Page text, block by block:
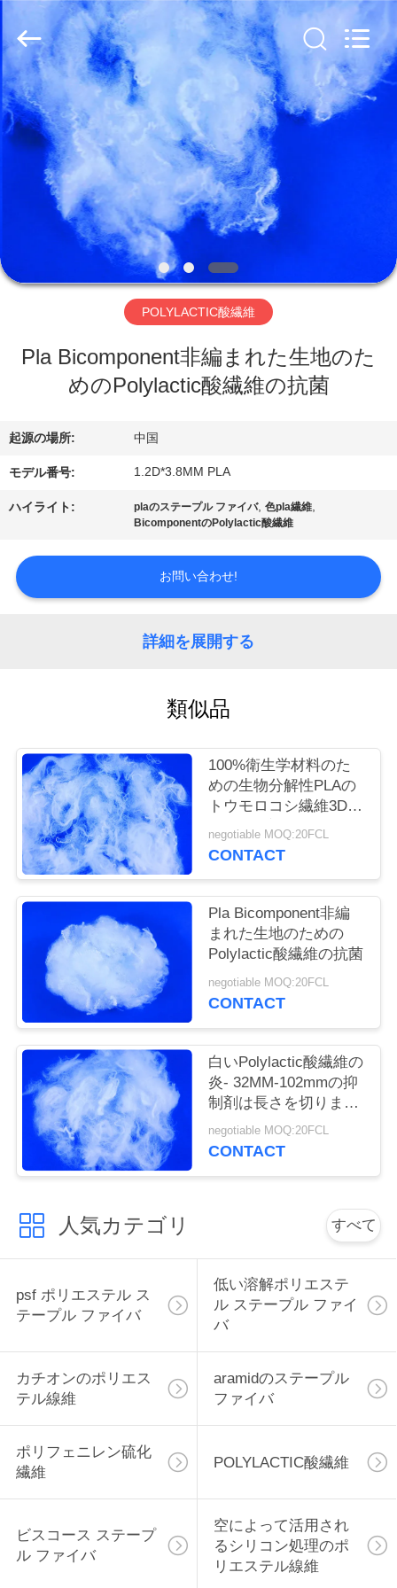
家
プ
ク
ビ
オ
に
つ
場
旅
行
品
連
絡
し
さ
い
ュ
ー
ス
supplier.
Copyright
2019
-
2026
CHANGSHU
AZURE
IMP&EXP
CO.LTD.
Reserved.
POLYLACTIC酸繊維
Pla Bicomponent非編まれた生地のた
めのPolylactic酸繊維の抗菌
起源の場所: 中国
モデル番号: 1.2D*3.8MM PLA
ハイライト: plaのステープル ファイバ,色pla繊維,
BicomponentのPolylactic酸繊維
お問い合わせ!
詳細を展開する
類似品
100%衛生学材料のた
めの生物分解性PLAの
トウモロコシ繊維3D-
15Dの優良さ
negotiable MOQ:20FCL
CONTACT
Pla Bicomponent非編
まれた生地のための
Polylactic酸繊維の抗菌
negotiable MOQ:20FCL
CONTACT
白いPolylactic酸繊維の
炎- 32MM-102mmの抑
制剤は長さを切りまし
negotiable MOQ:20FCL
CONTACT
人気カテゴリ すべて
psf ポリエステル ス
テープル ファイバ
低い溶解ポリエステ
ル ステープル ファイ
バ
カチオンのポリエス
テル線維
aramidのステープル
ファイバ
ポリフェニレン硫化
繊維
POLYLACTIC酸繊維
ビスコース ステープ
ル ファイバ
空によって活用され
るシリコン処理のポ
リエステル線維